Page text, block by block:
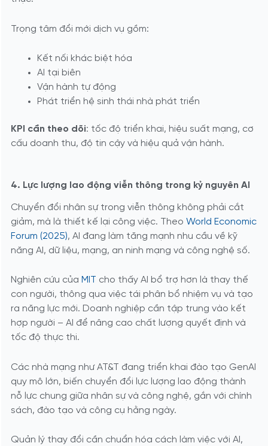
Trọng tâm đổi mới dịch vụ gồm:
Kết nối khác biệt hóa
AI tại biên
Vận hành tự động
Phát triển hệ sinh thái nhà phát triển
KPI cần theo dõi: tốc độ triển khai, hiệu suất mạng, cơ
cấu doanh thu, độ tin cậy và hiệu quả vận hành.
4. Lực lượng lao động viễn thông trong kỷ nguyên AI
Chuyển đổi nhân sự trong viễn thông không phải cắt
giảm, mà là thiết kế lại công việc. Theo World Economic
Forum (2025), AI đang làm tăng mạnh nhu cầu về kỹ
năng AI, dữ liệu, mạng, an ninh mạng và công nghệ số.
Nghiên cứu của MIT cho thấy AI bổ trợ hơn là thay thế
con người, thông qua việc tái phân bổ nhiệm vụ và tạo
ra năng lực mới. Doanh nghiệp cần tập trung vào kết
hợp người – AI để nâng cao chất lượng quyết định và
tốc độ thực thi.
Các nhà mạng như AT&T đang triển khai đào tạo GenAI
quy mô lớn, biến chuyển đổi lực lượng lao động thành
nỗ lực chung giữa nhân sự và công nghệ, gắn với chính
sách, đào tạo và công cụ hằng ngày.
Quản lý thay đổi cần chuẩn hóa cách làm việc với AI,